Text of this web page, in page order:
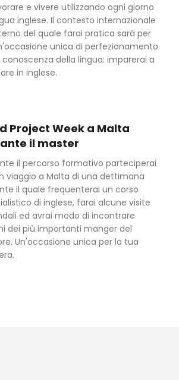
e vivere utilizzando ogni giorno
inglese. Il contesto internazionale
del quale farai pratica sarà per
unica di perfezionamento
conoscenza della lingua: imparerai a
in inglese.
Project Week a Malta
il master
il percorso formativo parteciperai
viaggio a Malta di una dettimana
il quale frequenterai un corso
di inglese, farai alcune visite
ed avrai modo di incontrare
dei più importanti manger del
Un'occasione unica per la tua